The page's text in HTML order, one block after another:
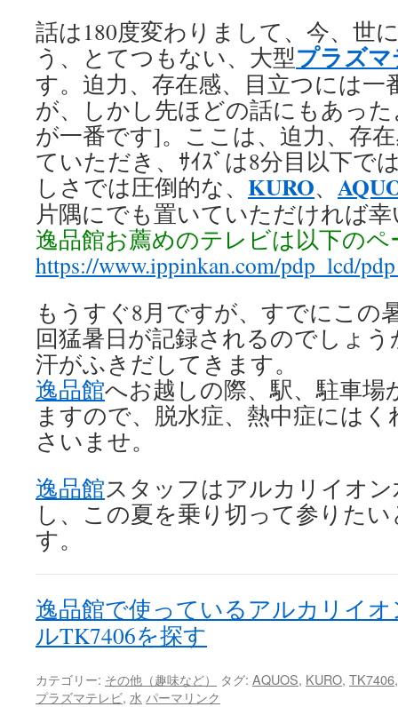
話は180度変わりまして、今、世
う、とてつもない、大型プラズ
す。迫力、存在感、目立つには
が、しかし先ほどの話にもあっ
が一番です]。ここは、迫力、存
ていただき、ｻｲｽﾞは8分目以下で
しさでは圧倒的な、 KURO、
片隅にでも置いていただければ
逸品館お薦めのテレビは以下の
https://www.ippinkan.com/pdp_lcd/
もうすぐ8月ですが、すでにこの
回猛暑日が記録されるのでしょ
汗がふきだしてきます。
逸品館へお越しの際、駅、駐車場
ますので、脱水症、熱中症には
さいませ。
逸品館スタッフはアルカリイオ
し、この夏を乗り切って参りた
す。
逸品館で使っているアルカリイ
ルTK7406を探す
カテゴリー: その他（趣味など） タグ: AQUOS, KURO, TK7406
プラズマテレビ, 水 パーマリンク